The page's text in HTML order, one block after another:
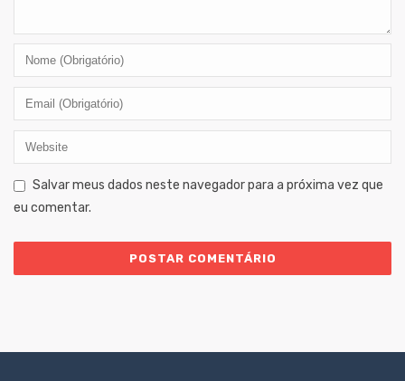
Salvar meus dados neste navegador para a próxima vez que
eu comentar.